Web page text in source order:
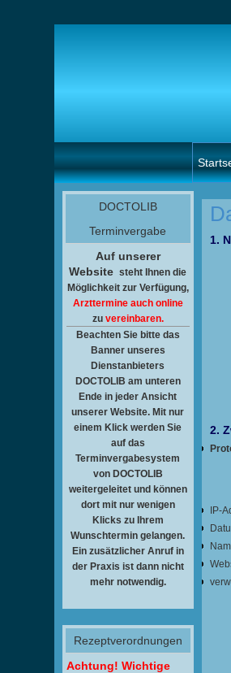
DOCTOLIB
Terminvergabe
Auf unserer
Website steht Ihnendie
Möglichkeit zur Verfügung,
Arzttermine auch online
zu vereinbaren.
Beachten Sie bitte das
Banner unseres
Dienstanbieters
DOCTOLIB am unteren
Ende in jeder Ansicht
unserer Website. Mit nur
einem Klick werden Sie
auf das
Terminvergabesystem
von DOCTOLIB
weitergeleitet und können
dort mit nur wenigen
Klicks zu Ihrem
Wunschtermin gelangen.
Ein zusätzlicher Anruf in
der Praxis ist dann nicht
mehr notwendig.
Rezeptverordnungen
Achtung! Wichtige
1.
2.
IP-